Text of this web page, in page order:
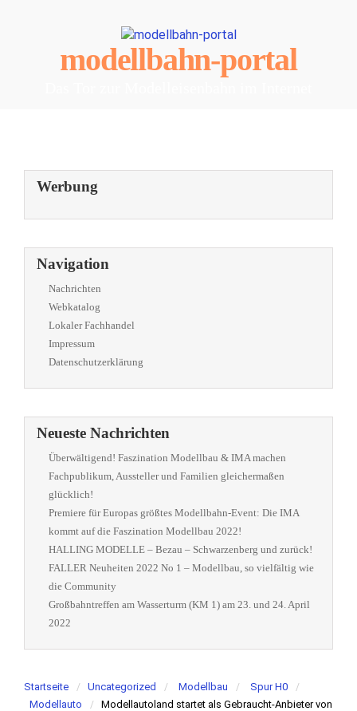
modellbahn-portal
Werbung
Navigation
Nachrichten
Webkatalog
Lokaler Fachhandel
Impressum
Datenschutzerklärung
Neueste Nachrichten
Überwältigend! Faszination Modellbau & IMA machen
Fachpublikum, Aussteller und Familien gleichermaßen
glücklich!
Premiere für Europas größtes Modellbahn-Event: Die IMA
kommt auf die Faszination Modellbau 2022!
HALLING MODELLE – Bezau – Schwarzenberg und zurück!
FALLER Neuheiten 2022 No 1 – Modellbau, so vielfältig wie
die Community
Großbahntreffen am Wasserturm (KM 1) am 23. und 24. April
2022
Startseite Uncategorized Modellbau
Spur H0
Modellauto
Modellautoland startet als Gebraucht-Anbieter von